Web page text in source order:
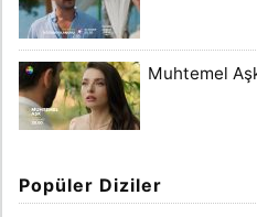
Muhtemel
Popüler Diziler